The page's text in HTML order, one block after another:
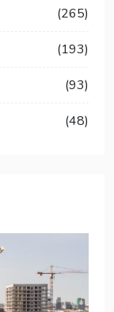
(265)
(193)
(93)
(48)